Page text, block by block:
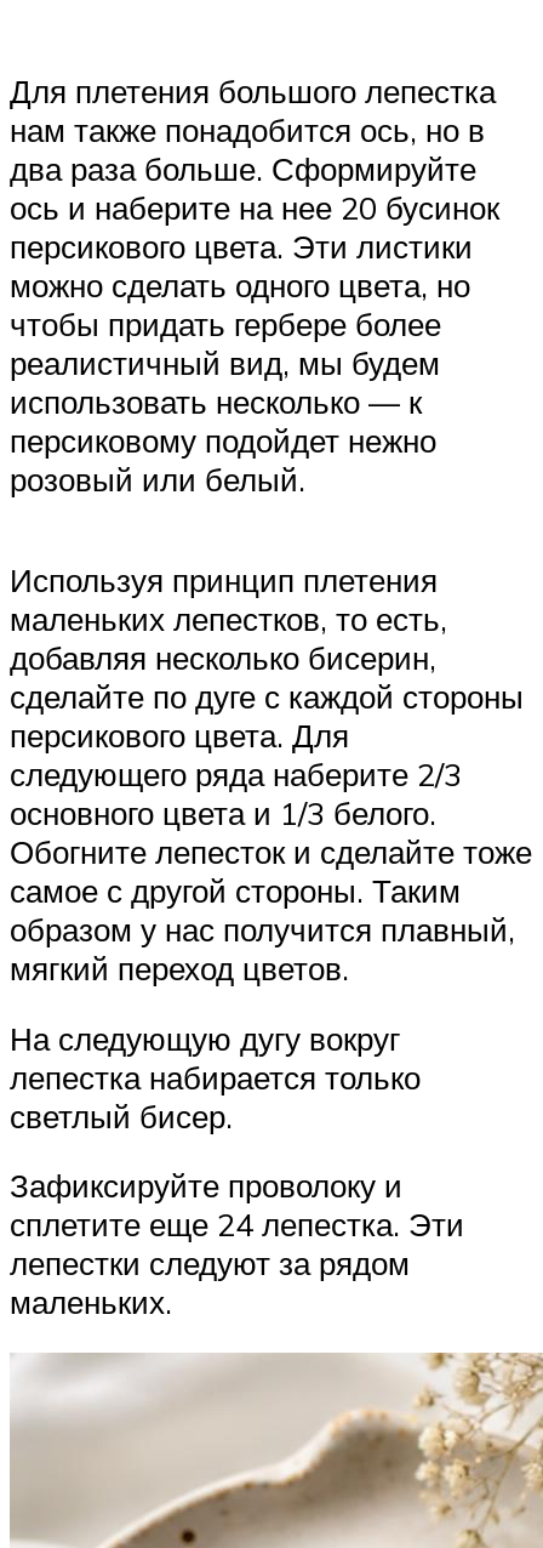
Для плетения большого лепестка
нам также понадобится ось, но в
два раза больше. Сформируйте
ось и наберите на нее 20 бусинок
персикового цвета. Эти листики
можно сделать одного цвета, но
чтобы придать гербере более
реалистичный вид, мы будем
использовать несколько — к
персиковому подойдет нежно
розовый или белый.
Используя принцип плетения
маленьких лепестков, то есть,
добавляя несколько бисерин,
сделайте по дуге с каждой стороны
персикового цвета. Для
следующего ряда наберите 2/3
основного цвета и 1/3 белого.
Обогните лепесток и сделайте тоже
самое с другой стороны. Таким
образом у нас получится плавный,
мягкий переход цветов.
На следующую дугу вокруг
лепестка набирается только
светлый бисер.
Зафиксируйте проволоку и
сплетите еще 24 лепестка. Эти
лепестки следуют за рядом
маленьких.